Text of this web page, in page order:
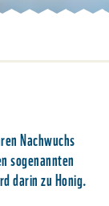
Nachwuchs
sogenannten
darin zu Honig.